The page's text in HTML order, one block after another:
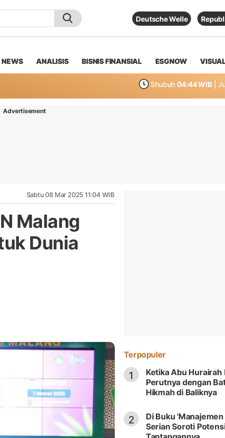
Deutsche Welle
NEWS ANALISIS BISNIS FINANSIAL ESGNOW
Shubuh 04:44 WIB |
Advertisement
Sabtu 08 Mar 2025 11:04 WIB
Malang
Dunia
Terpopuler
1
Ketika Abu Hurairah
Perutnya dengan
Hikmah di Baliknya
2
Di Buku
Serian Soroti